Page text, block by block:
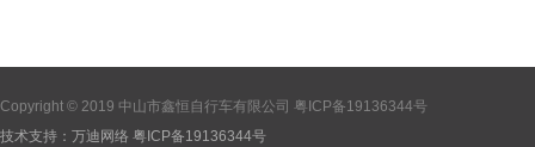
Copyright © 2019 中山市鑫恒自行车有限公司 粤ICP备19136344号
技术支持： 万迪网络 粤ICP备19136344号